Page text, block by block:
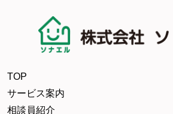
TOP
サービス案内
相談員紹介